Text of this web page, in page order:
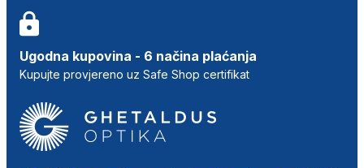
Ugodna kupovina - 6 načina plaćanja
Kupujte provjereno uz Safe Shop certifikat